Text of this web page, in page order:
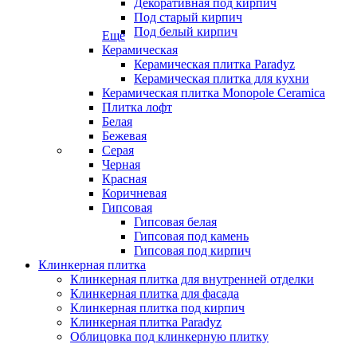
Декоративная под кирпич
Под старый кирпич
Под белый кирпич
Еще
Керамическая
Керамическая плитка Paradyz
Керамическая плитка для кухни
Керамическая плитка Monopole Ceramica
Плитка лофт
Белая
Бежевая
Серая
Черная
Красная
Коричневая
Гипсовая
Гипсовая белая
Гипсовая под камень
Гипсовая под кирпич
Клинкерная плитка
Клинкерная плитка для внутренней отделки
Клинкерная плитка для фасада
Клинкерная плитка под кирпич
Клинкерная плитка Paradyz
Облицовка под клинкерную плитку